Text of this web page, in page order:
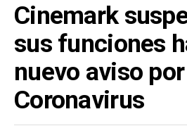
Cinemark
sus funciones
nuevo aviso por
Coronavirus